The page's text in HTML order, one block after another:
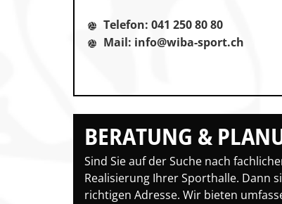
Telefon: 041 250 80 80
Mail: info@wiba-sport.ch
BERATUNG &
Sind Sie auf der Suche nach
Realisierung Ihrer Sporthalle. Dann
richtigen Adresse. Wir bieten